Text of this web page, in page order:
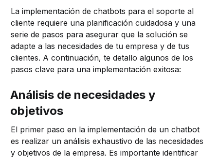
La implementación de chatbots para el soporte al
cliente requiere una planificación cuidadosa y una
serie de pasos para asegurar que la solución se
adapte a las necesidades de tu empresa y de tus
clientes. A continuación, te detallo algunos de los
pasos clave para una implementación exitosa:
Análisis de necesidades y
objetivos
El primer paso en la implementación de un chatbot
es realizar un análisis exhaustivo de las necesidades
y objetivos de la empresa. Es importante identificar